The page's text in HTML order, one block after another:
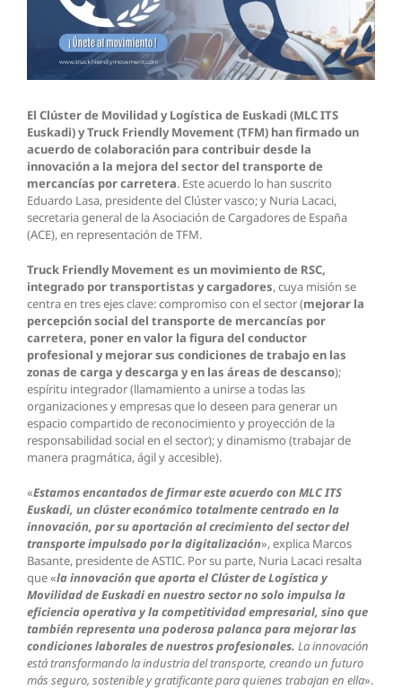
El Clúster de Movilidad y Logística de Euskadi (MLC ITS
Euskadi) yTruck Friendly Movement (TFM) han firmado un
acuerdo de colaboración para contribuir desde la
innovación a la mejora del sector del transporte de
mercancías por carretera. Este acuerdo lo han suscrito
Eduardo Lasa, presidente del Clúster vasco; y Nuria Lacaci,
secretaria general de la Asociación de Cargadores de España
(ACE), en representación de TFM.
Truck Friendly Movement es un movimiento de RSC,
integrado por transportistas y cargadores, cuya misión se
centra en tres ejes clave: compromiso con el sector (mejorar la
percepción social del transporte de mercancías por
carretera, poner en valor la figura del conductor
profesional y mejorar sus condiciones de trabajo en las
zonas de carga y descarga y en las áreas de descanso);
espíritu integrador (llamamiento a unirse a todas las
organizaciones y empresas que lo deseen para generar un
espacio compartido de reconocimiento y proyección de la
responsabilidad social en el sector); y dinamismo (trabajar de
manera pragmática, ágil y accesible).
«Estamos encantados de firmar este acuerdo con MLC ITS
Euskadi, un clúster económico totalmente centrado en la
innovación, por su aportación al crecimiento del sector del
transporte impulsado por la digitalización», explica Marcos
Basante, presidente de ASTIC. Por su parte, Nuria Lacaci resalta
que «la innovación que aporta el Clúster de Logística y
Movilidad de Euskadi en nuestro sector no solo impulsa la
eficiencia operativa y la competitividad empresarial, sino que
también representa una poderosa palanca para mejorar las
condiciones laborales de nuestros profesionales. La innovación
está transformando la industria del transporte, creando un futuro
más seguro, sostenible y gratificante para quienes trabajan en ella».